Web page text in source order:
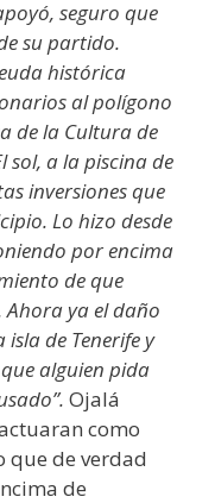
seguro que
su partido.
histórica
al polígono
de la Cultura de
sol, a la piscina de
inversiones que
Lo hizo desde
por encima
de que
ya el daño
de Tenerife y
alguien pida
Ojalá
como
que de verdad
de